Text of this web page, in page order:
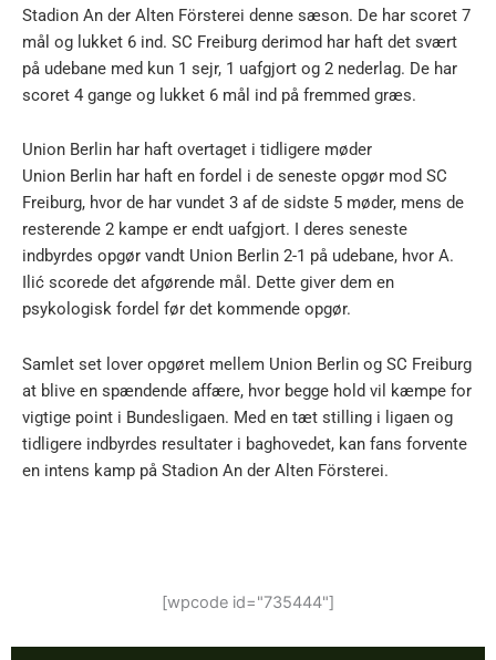
Stadion An der Alten Försterei denne sæson. De har scoret 7
mål og lukket 6 ind. SC Freiburg derimod har haft det svært
på udebane med kun 1 sejr, 1 uafgjort og 2 nederlag. De har
scoret 4 gange og lukket 6 mål ind på fremmed græs.
Union Berlin har haft overtaget i tidligere møder
Union Berlin har haft en fordel i de seneste opgør mod SC
Freiburg, hvor de har vundet 3 af de sidste 5 møder, mens de
resterende 2 kampe er endt uafgjort. I deres seneste
indbyrdes opgør vandt Union Berlin 2-1 på udebane, hvor A.
Ilić scorede det afgørende mål. Dette giver dem en
psykologisk fordel før det kommende opgør.
Samlet set lover opgøret mellem Union Berlin og SC Freiburg
at blive en spændende affære, hvor begge hold vil kæmpe for
vigtige point i Bundesligaen. Med en tæt stilling i ligaen og
tidligere indbyrdes resultater i baghovedet, kan fans forvente
en intens kamp på Stadion An der Alten Försterei.
[wpcode id="735444"]